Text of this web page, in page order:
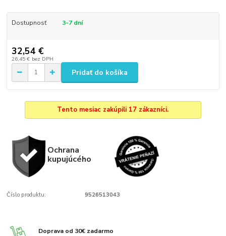
Dostupnosť 3-7 dní
32,54 €
26,45 € bez DPH
Pridať do košíka
Tento mesiac zakúpili 17 zákazníci.
Ochrana
kupujúcého
Číslo produktu: 9526513043
Doprava od 30€ zadarmo